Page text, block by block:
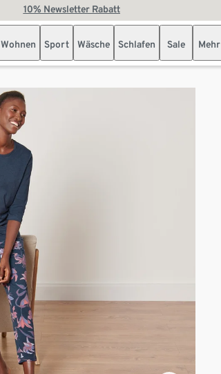
10% Newsletter Rabatt
Wohnen Sport Wäsche Schlafen Sale Mehr